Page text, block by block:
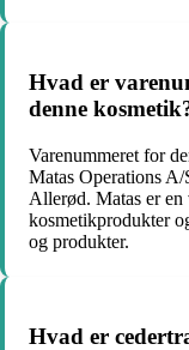
Hvad er
denne
Varenummeret for
Matas Operations A/
Allerød. Matas er
kosmetikprodukter
og produkter.
Hvad er